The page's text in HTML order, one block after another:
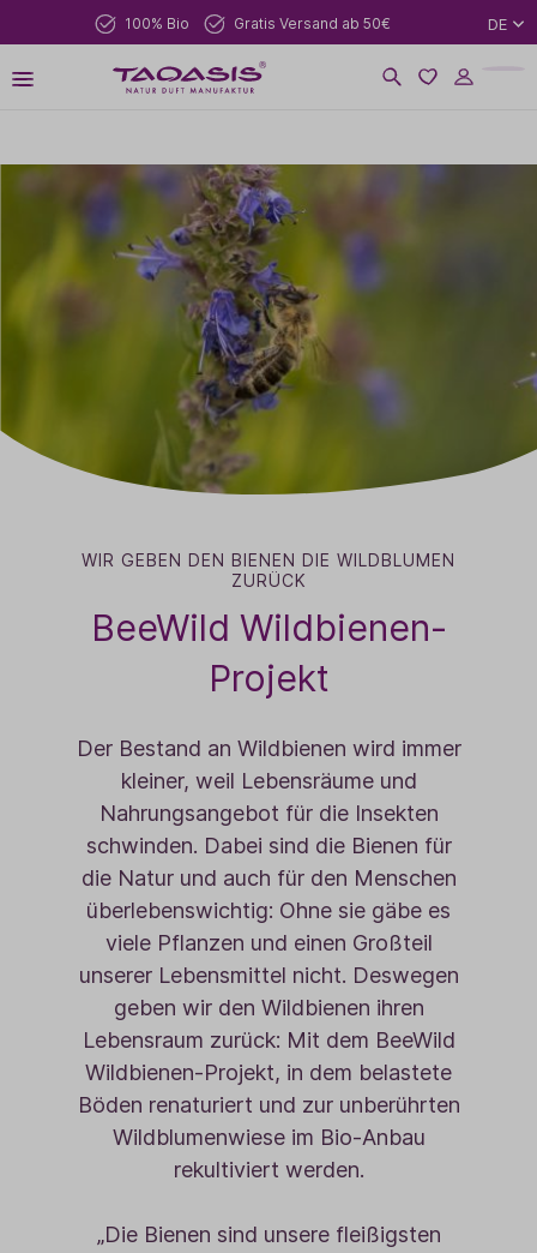
100% Bio Gratis Versand ab 50€ DE
WIR GEBEN DEN BIENEN DIE WILDBLUMEN
ZURÜCK
BeeWild Wildbienen-
Projekt
Der Bestand an Wildbienen wird immer
kleiner, weil Lebensräume und
Nahrungsangebot für die Insekten
schwinden. Dabei sind die Bienen für
die Natur und auch für den Menschen
überlebenswichtig: Ohne sie gäbe es
viele Pflanzen und einen Großteil
unserer Lebensmittel nicht. Deswegen
geben wir den Wildbienen ihren
Lebensraum zurück: Mit dem BeeWild
Wildbienen-Projekt, in dem belastete
Böden renaturiert und zur unberührten
Wildblumenwiese im Bio-Anbau
rekultiviert werden.
„Die Bienen sind unsere fleißigsten